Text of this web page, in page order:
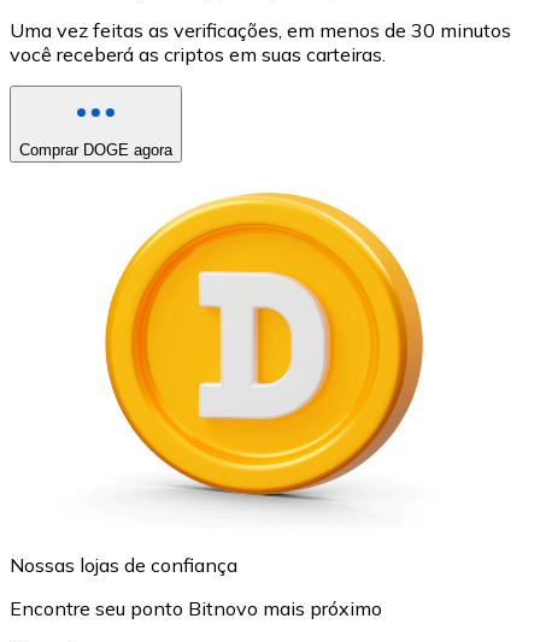
Uma vez feitas as verificações, em menos de 30 minutos
você receberá as criptos em suas carteiras.
Comprar DOGE agora
Nossas lojas de confiança
Encontre seu ponto Bitnovo mais próximo